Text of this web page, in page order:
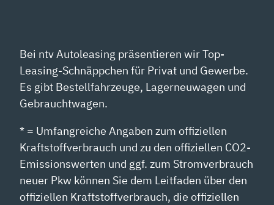
Bei ntv Autoleasing präsentieren wir Top-
Leasing-Schnäppchen für Privat und Gewerbe.
Es gibt Bestellfahrzeuge, Lagerneuwagen und
Gebrauchtwagen.
* = Umfangreiche Angaben zum offiziellen
Kraftstoffverbrauch und zu den offiziellen CO2-
Emissionswerten und ggf. zum Stromverbrauch
neuer Pkw können Sie dem Leitfaden über den
offiziellen Kraftstoffverbrauch, die offiziellen